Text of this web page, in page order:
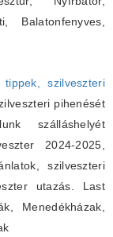
Balatonfenyves,
szilveszteri
pihenését
szálláshelyét
2024-2025,
szilveszteri
utazás. Last
Menedékházak,